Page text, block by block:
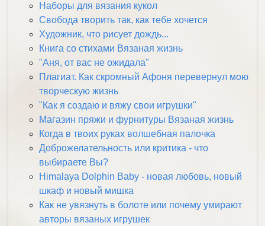
Наборы для вязания кукол
Свобода творить так, как тебе хочется
Художник, что рисует дождь...
Книга со стихами Вязаная жизнь
"Аня, от вас не ожидала"
Плагиат. Как скромный Афоня перевернул мою
творческую жизнь
"Как я создаю и вяжу свои игрушки"
Магазин пряжи и фурнитуры Вязаная жизнь
Когда в твоих руках волшебная палочка
Доброжелательность или критика - что
выбираете Вы?
Himalaya Dolphin Baby - новая любовь, новый
шкаф и новый мишка
Как не увязнуть в болоте или почему умирают
авторы вязаных игрушек